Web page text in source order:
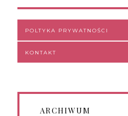
POLTYKA PRYWATNOŚCI
KONTAKT
ARCHIWUM